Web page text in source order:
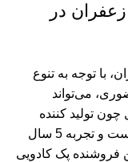
در
با توجه به تنوع
می‌تواند
چون تولید کننده
اصلی اکثر پک های هدیه زعفرون در بازار است و تجربه 5 سال
فروشنده پک کادویی